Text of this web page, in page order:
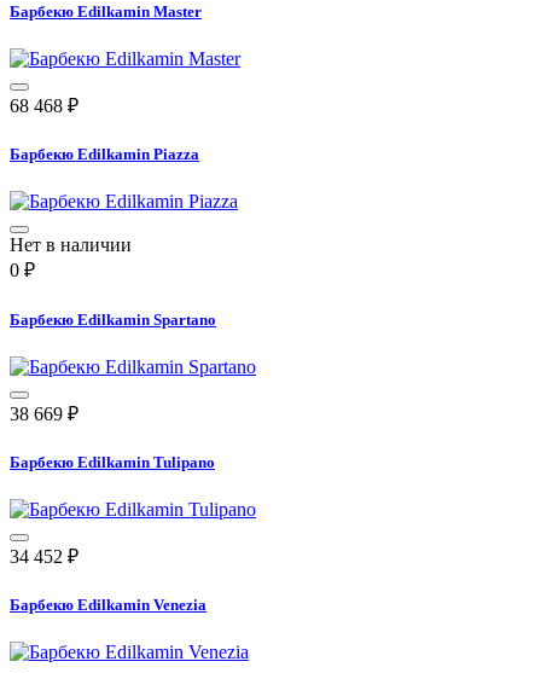
Барбекю Edilkamin Master
68 468 ₽
Барбекю Edilkamin Piazza
Нет в наличии
0 ₽
Барбекю Edilkamin Spartano
38 669 ₽
Барбекю Edilkamin Tulipano
34 452 ₽
Барбекю Edilkamin Venezia